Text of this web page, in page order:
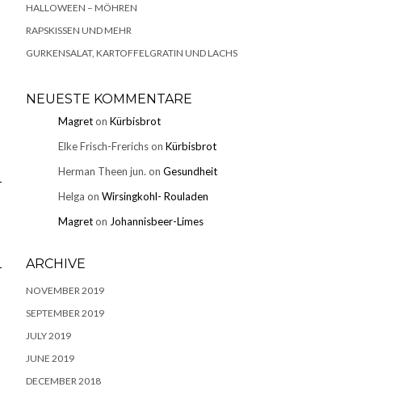
HALLOWEEN – MÖHREN
RAPSKISSEN UND MEHR
GURKENSALAT, KARTOFFELGRATIN UND LACHS
NEUESTE KOMMENTARE
Magreton Kürbisbrot
Elke Frisch-Frerichson Kürbisbrot
Herman Theen jun. on Gesundheit
Helga on Wirsingkohl- Rouladen
Magreton Johannisbeer-Limes
ARCHIVE
NOVEMBER 2019
SEPTEMBER 2019
JULY 2019
JUNE 2019
DECEMBER 2018